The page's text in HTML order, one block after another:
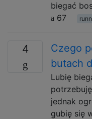
biegać
67
4
Czego
butach
Lubię
jednak
gubię się